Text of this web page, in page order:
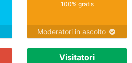
100% gratis
Moderatori in ascolto
Visitatori